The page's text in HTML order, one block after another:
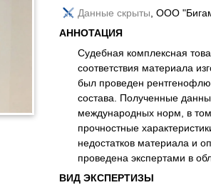
Данные скрыты, ООО
АННОТАЦИЯ
Судебная комплексная
соответствия материала
был проведен
состава. Полученные
международных норм, в
прочностные
недостатков материала и
проведена экспертами в
ВИД ЭКСПЕРТИЗЫ